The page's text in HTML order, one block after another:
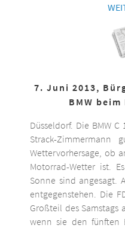
7. Juni 2013,
BMW
Düsseldorf. Die BMW
Strack-Zimmermann
Wettervorhersage, ob
Motorrad-Wetter ist.
Sonne sind angesagt.
entgegenstehen. Die
Großteil des Samstags
wenn sie den fünften